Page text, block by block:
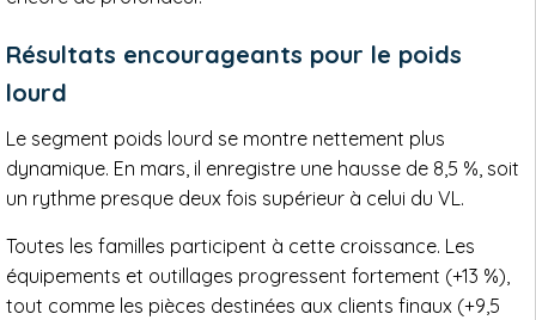
Résultats encourageants pour le poids
lourd
Le segment poids lourd se montre nettement plus
dynamique. En mars, il enregistre une hausse de 8,5 %, soit
un rythme presque deux fois supérieur à celui du VL.
Toutes les familles participent à cette croissance. Les
équipements et outillages progressent fortement (+13 %),
tout comme les pièces destinées aux clients finaux (+9,5